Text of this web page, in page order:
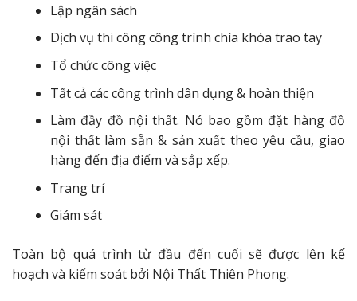
Lập ngân sách
Dịch vụ thi công công trình chìa khóa trao tay
Tổ chức công việc
Tất cả các công trình dân dụng & hoàn thiện
Làm đầy đồ nội thất. Nó bao gồm đặt hàng đồ
nội thất làm sẵn & sản xuất theo yêu cầu, giao
hàng đến địa điểm và sắp xếp.
Trang trí
Giám sát
Toàn bộ quá trình từ đầu đến cuối sẽ được lên kế
hoạch và kiểm soát bởi Nội Thất Thiên Phong.